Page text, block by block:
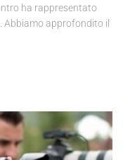
ha rappresentato
Abbiamo approfondito il